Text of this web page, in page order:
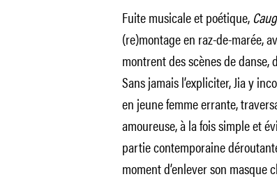
Fuite musicale et poétique,
(re)montage en raz-de-marée,
montrent des scènes de danse,
Sans jamais l’expliciter, Jia y
en jeune femme errante,
amoureuse, à la fois simple et
partie contemporaine
moment d’enlever son masque